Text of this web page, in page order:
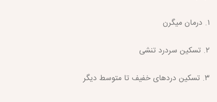
۱. درمان میگرن
۲. تسکین سردرد تنشی
۳. تسکین دردهای خفیف تا متوسط دیگر